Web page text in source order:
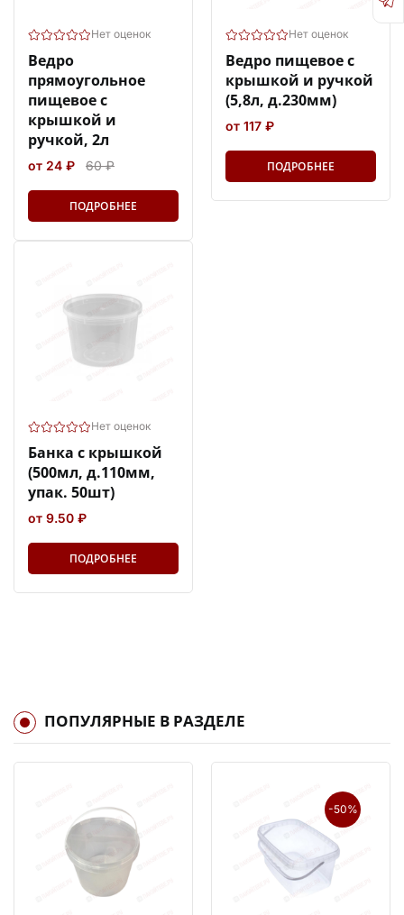
Нет оценок
Ведро
прямоугольное
пищевое с
крышкой и
ручкой, 2л
от 24 ₽ 60 ₽
ПОДРОБНЕЕ
Нет оценок
Ведро пищевое с
крышкой и ручкой
(5,8л, д.230мм)
от 117 ₽
ПОДРОБНЕЕ
Нет оценок
Банка с крышкой
(500мл, д.110мм,
упак. 50шт)
от 9.50 ₽
ПОДРОБНЕЕ
ПОПУЛЯРНЫЕ В РАЗДЕЛЕ
-50%